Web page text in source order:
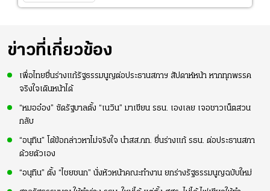
ข่าวที่เกี่ยวข้อง
เพื่อไทยยื่นร่างแก้รัฐธรรมนูญต่อประธานสภาฯ สัปดาห์หน้า หากทุกพรรค
จริงใจเดินหน้าได้
“หมออ๋อง” ซัดรัฐบาลตั้ง “เนวิน” มาเขียน รธน. เองเลย เจอชาวเน็ตสวน
กลับ
“อนุทิน” โต้ข้อกล่าวหาไม่จริงใจ นำสส.ภท. ยื่นร่างแก้ รธน. ต่อประธานสภา
ด้วยตัวเอง
“อนุทิน” ตั้ง “ไชยชนก” นั่งหัวหน้าคณะทำงาน ยกร่างรัฐธรรมนูญฉบับใหม่